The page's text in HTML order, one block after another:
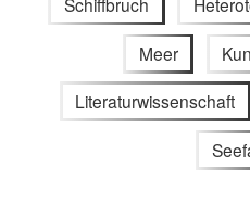
Meer
Literaturwissenschaft